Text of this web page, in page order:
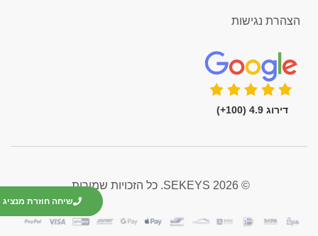
שיחה חוזרת מנציג
הצהרת נגישות
דירוג 4.9 (100+)
© 2026 SEKEYS. כל הזכויות שמורות.